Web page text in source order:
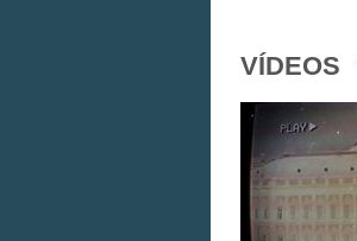
VÍDEOS